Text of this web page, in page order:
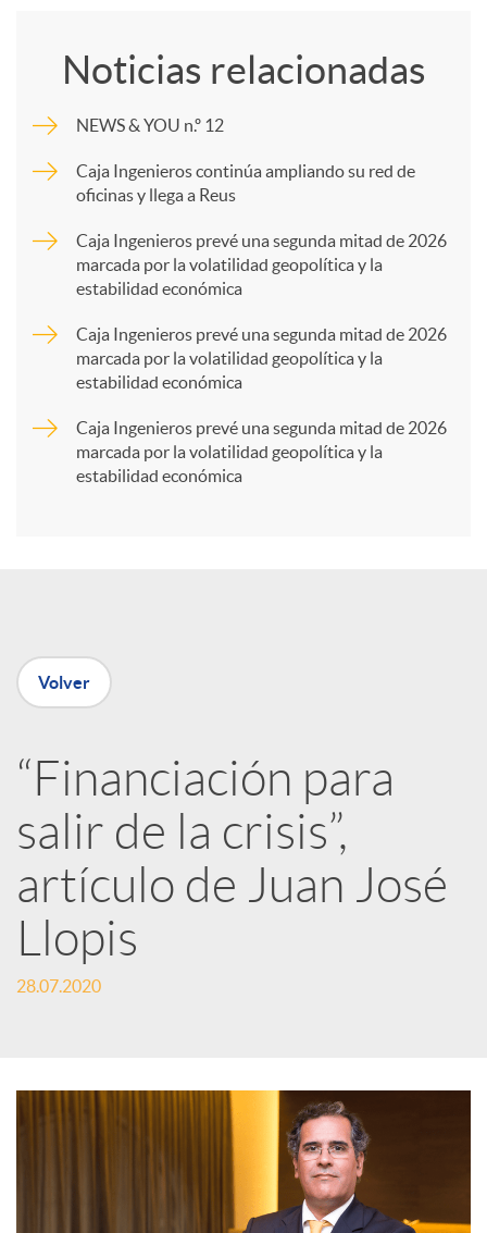
m
p
a
n
e
d
e
s
S
Noticias relacionadas
NEWS & YOU n.º 12
Caja Ingenieros continúa ampliando su red de
oficinas y llega a Reus
Caja Ingenieros prevé una segunda mitad de 2026
marcada por la volatilidad geopolítica y la
estabilidad económica
Caja Ingenieros prevé una segunda mitad de 2026
marcada por la volatilidad geopolítica y la
estabilidad económica
Caja Ingenieros prevé una segunda mitad de 2026
marcada por la volatilidad geopolítica y la
estabilidad económica
Volver
“Financiación para
salir de la crisis”,
artículo de Juan José
Llopis
28.07.2020